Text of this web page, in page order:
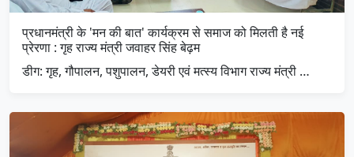
प्रधानमंत्री के 'मन की बात' कार्यक्रम से समाज को मिलती है नई
प्रेरणा : गृह राज्य मंत्री जवाहर सिंह बेढ़म
डीग: गृह, गौपालन, पशुपालन, डेयरी एवं मत्स्य विभाग राज्य मंत्री …